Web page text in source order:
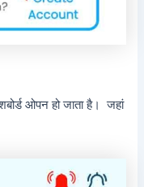
ओपन हो जाता है। जहां